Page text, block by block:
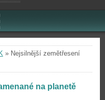
» Nejsilnější zemětřesení
na planetě